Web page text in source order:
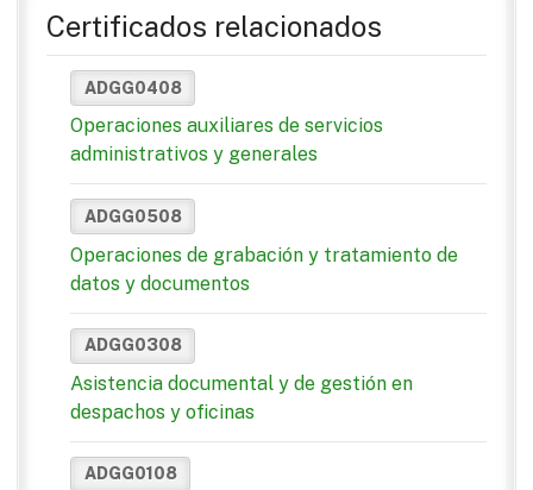
Certificados relacionados
ADGG0408
Operaciones auxiliares de servicios
administrativos y generales
ADGG0508
Operaciones de grabación y tratamiento de
datos y documentos
ADGG0308
Asistencia documental y de gestión en
despachos y oficinas
ADGG0108